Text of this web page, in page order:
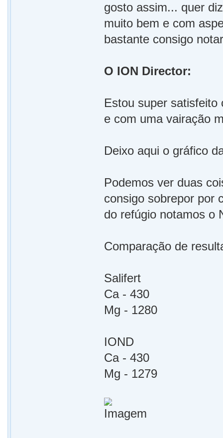
gosto assim... quer
muito bem e com
bastante consigo
O ION Director:
Estou super
e com uma vairação
Deixo aqui o gráfico
Podemos ver duas
consigo sobrepor por
do refúgio notamos o
Comparação de
Salifert
Ca - 430
Mg - 1280
IOND
Ca - 430
Mg - 1279